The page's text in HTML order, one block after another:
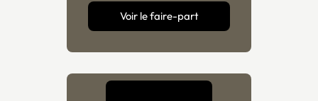
Voir le faire-part